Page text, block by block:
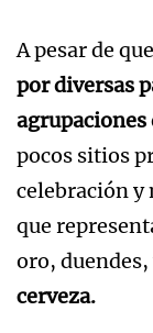
A pesar de que
por diversas
agrupaciones
pocos sitios
celebración y
que
oro,
cerveza.